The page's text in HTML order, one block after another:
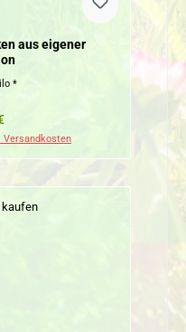
aus eigener
*
Preis:
Versandkosten